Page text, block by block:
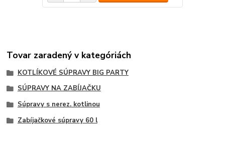
Tovar zaradený v kategóriách
KOTLÍKOVÉ SÚPRAVY BIG PARTY
SÚPRAVY NA ZABÍJAČKU
Súpravy s nerez. kotlinou
Zabíjačkové súpravy 60 l